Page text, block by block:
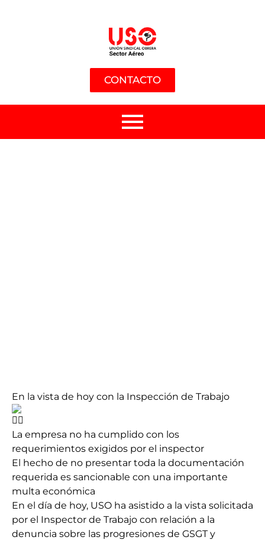
CONTACTO
En la vista de hoy con la Inspección de Trabajo
La empresa no ha cumplido con los
requerimientos exigidos por el inspector
El hecho de no presentar toda la documentación
requerida es sancionable con una importante
multa económica
En el día de hoy, USO ha asistido a la vista solicitada
por el Inspector de Trabajo con relación a la
denuncia sobre las progresiones de GSGT y